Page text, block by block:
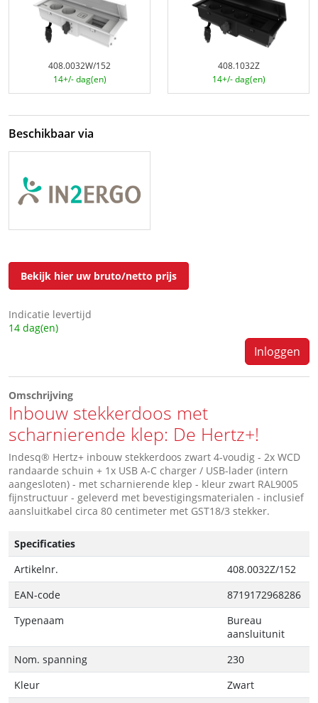
Bekijk hier uw bruto/netto prijs
Indicatie levertijd
14 dag(en)
Inloggen
Omschrijving
Inbouw stekkerdoos met
scharnierende klep: De Hertz+!
Indesq® Hertz+ inbouw stekkerdoos zwart 4-voudig - 2x WCD
randaarde schuin + 1x USB A-C charger / USB-lader (intern
aangesloten) - met scharnierende klep - kleur zwart RAL9005
fijnstructuur - geleverd met bevestigingsmaterialen - inclusief
aansluitkabel circa 80 centimeter met GST18/3 stekker.
Specificaties
Artikelnr.
408.0032Z/152
EAN-code
8719172968286
Typenaam
Bureau
aansluitunit
Nom. spanning
230
Kleur
Zwart
408.0032W/152
14+/- dag(en)
408.1032Z
14+/- dag(en)
Beschikbaar via